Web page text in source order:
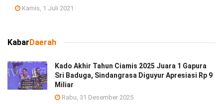
Kamis, 1 Juli 2021
KabarDaerah
Kado Akhir Tahun Ciamis 2025 Juara 1 Gapura
Sri Baduga, Sindangrasa Diguyur Apresiasi Rp 9
Miliar
Rabu, 31 Desember 2025